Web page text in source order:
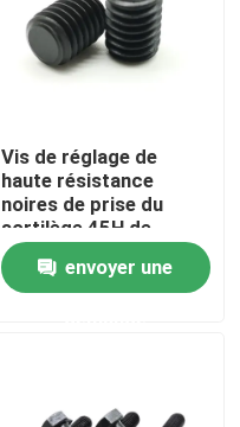
Vis de réglage de
haute résistance
noires de prise du
sortilège 45H de
l'oxyde DIN 913 avec
l'astuce plate
envoyer une